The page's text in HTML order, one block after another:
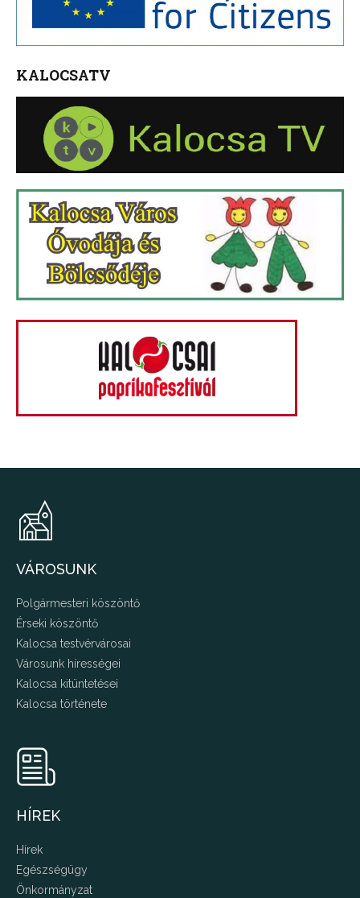
KALOCSATV
VÁROSUNK
Polgármesteri köszöntő
Érseki köszöntő
Kalocsa testvérvárosai
Városunk hírességei
Kalocsa kitüntetései
Kalocsa története
HÍREK
Hírek
Egészségügy
Önkormányzat